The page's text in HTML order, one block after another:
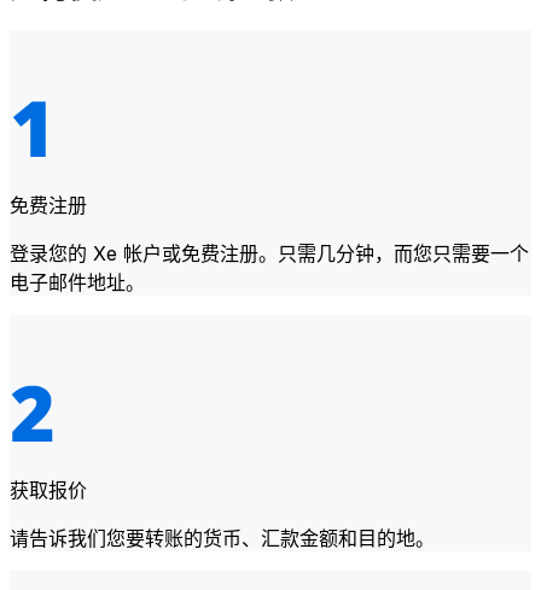
免费注册
登录您的 Xe 帐户或免费注册。只需几分钟，而您只需要一个
电子邮件地址。
获取报价
请告诉我们您要转账的货币、汇款金额和目的地。